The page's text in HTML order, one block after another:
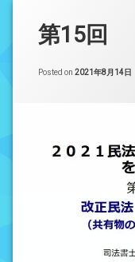
司法書士資格者・
第15回
Posted on 2021年8月14日